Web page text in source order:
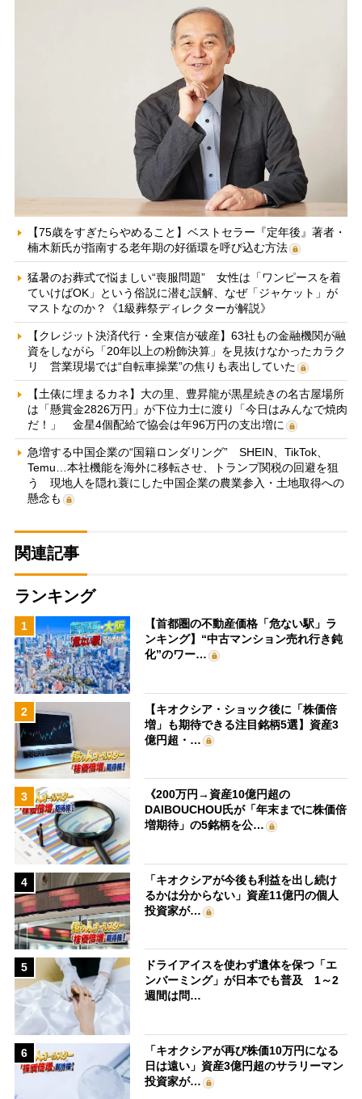
【75歳をすぎたらやめること】ベストセラー『定年後』著者・
楠木新氏が指南する老年期の好循環を呼び込む方法
猛暑のお葬式で悩ましい“喪服問題” 女性は「ワンピースを着
ていけばOK」という俗説に潜む誤解、なぜ「ジャケット」が
マストなのか？《1級葬祭ディレクターが解説》
【クレジット決済代行・全東信が破産】63社もの金融機関が融
資をしながら「20年以上の粉飾決算」を見抜けなかったカラク
リ 営業現場では“自転車操業”の焦りも表出していた
【土俵に埋まるカネ】大の里、豊昇龍が黒星続きの名古屋場所
は「懸賞金2826万円」が下位力士に渡り「今日はみんなで焼肉
だ！」 金星4個配給で協会は年96万円の支出増に
急増する中国企業の“国籍ロンダリング” SHEIN、TikTok、
Temu…本社機能を海外に移転させ、トランプ関税の回避を狙
う 現地人を隠れ蓑にした中国企業の農業参入・土地取得への
懸念も
関連記事
ランキング
1
【首都圏の不動産価格「危ない駅」ラ
ンキング】“中古マンション売れ行き鈍
化”のワー…
2
【キオクシア・ショック後に「株価倍
増」も期待できる注目銘柄5選】資産3
億円超・…
3
《200万円→資産10億円超の
DAIBOUCHOU氏が「年末までに株価倍
増期待」の5銘柄を公…
4
「キオクシアが今後も利益を出し続け
るかは分からない」資産11億円の個人
投資家が…
5
ドライアイスを使わず遺体を保つ「エ
ンバーミング」が日本でも普及 1～2
週間は問…
6
「キオクシアが再び株価10万円になる
日は遠い」資産3億円超のサラリーマン
投資家が…